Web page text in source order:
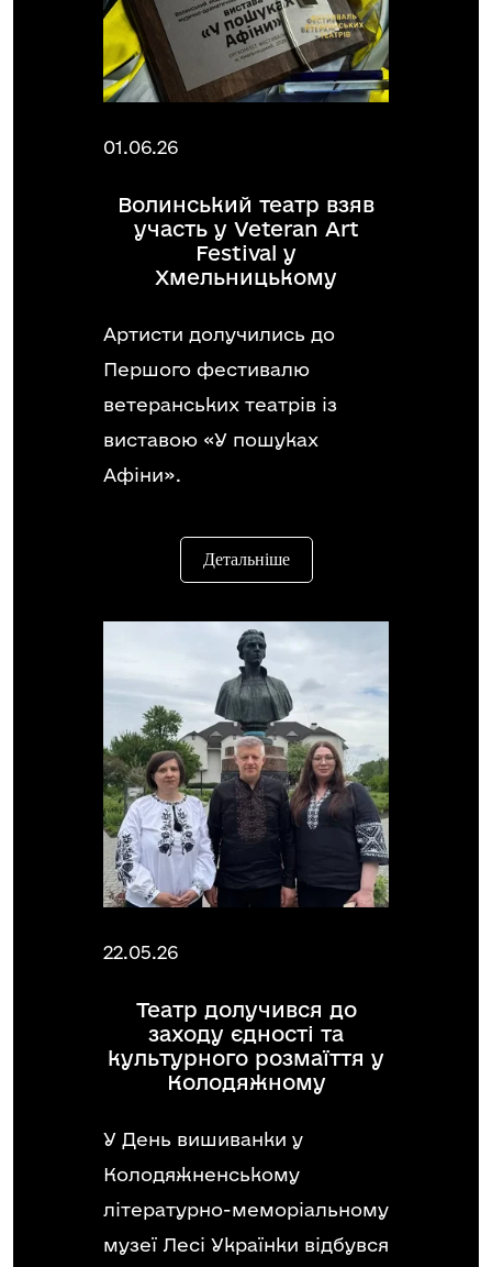
01.06.26
Волинський театр взяв
участь у Veteran Art
Festival у
Хмельницькому
Артисти долучились до
Першого фестивалю
ветеранських театрів із
виставою «У пошуках
Афіни».
Детальніше
22.05.26
Театр долучився до
заходу єдності та
культурного розмаїття у
Колодяжному
У День вишиванки у
Колодяжненському
літературно-меморіальному
музеї Лесі Українки відбувся